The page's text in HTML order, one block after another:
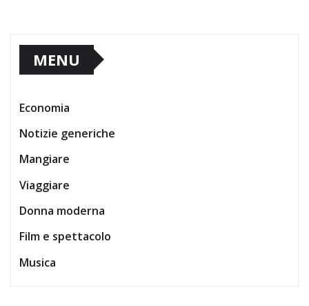
MENU
Economia
Notizie generiche
Mangiare
Viaggiare
Donna moderna
Film e spettacolo
Musica